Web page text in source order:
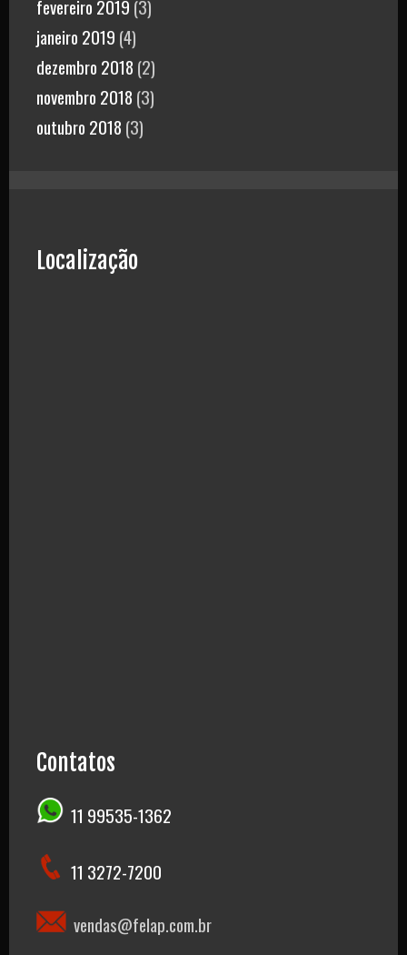
fevereiro 2019 (3)
janeiro 2019 (4)
dezembro 2018 (2)
novembro 2018 (3)
outubro 2018 (3)
Localização
Contatos
11 99535-1362
11 3272-7200
vendas@felap.com.br